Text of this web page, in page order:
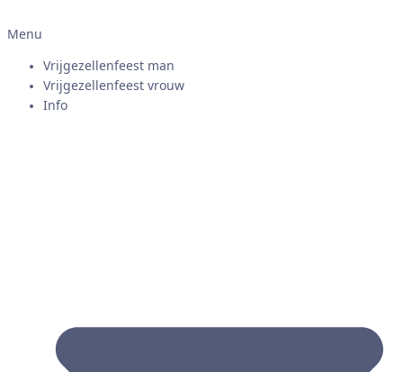
Menu
Vrijgezellenfeest man
Vrijgezellenfeest vrouw
Info